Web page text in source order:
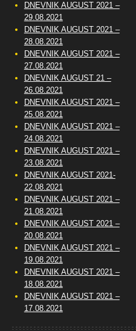
DNEVNIK AUGUST 2021 –
29.08.2021
DNEVNIK AUGUST 2021 –
28.08.2021
DNEVNIK AUGUST 2021 –
27.08.2021
DNEVNIK AUGUST 21 –
26.08.2021
DNEVNIK AUGUST 2021 –
25.08.2021
DNEVNIK AUGUST 2021 –
24.08.2021
DNEVNIK AUGUST 2021 –
23.08.2021
DNEVNIK AUGUST 2021-
22.08.2021
DNEVNIK AUGUST 2021 –
21.08.2021
DNEVNIK AUGUST 2021 –
20.08.2021
DNEVNIK AUGUST 2021 –
19.08.2021
DNEVNIK AUGUST 2021 –
18.08.2021
DNEVNIK AUGUST 2021 –
17.08.2021